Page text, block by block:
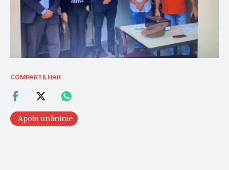
COMPARTILHAR
Apoio unânime